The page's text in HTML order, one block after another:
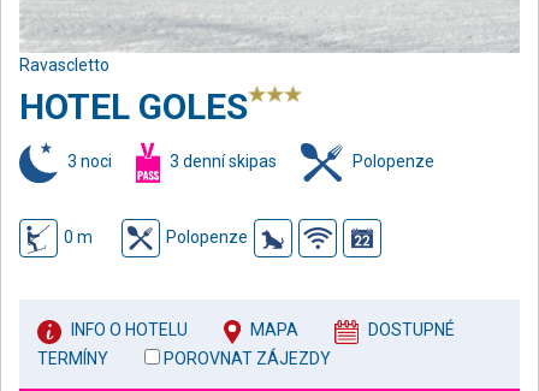
Ravascletto
HOTEL GOLES
3 noci 3 denní skipas Polopenze
0 m Polopenze
INFO O HOTELU MAPA
DOSTUPNÉ
TERMÍNY
POROVNAT ZÁJEZDY